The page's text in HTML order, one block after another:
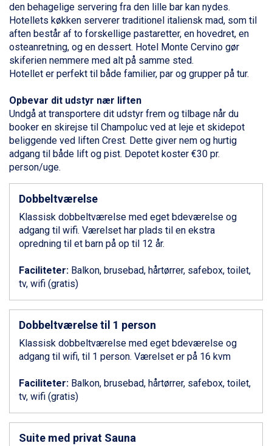
Saalbach fra DKK 5.945
Sölden fra DKK 8.445
Champoluc fra DKK 3.795
Sestriere fra DKK 4.395
Wagrain fra DKK 4.645
Ischgl fra DKK 7.095
St. Anton fra DKK 7.245
Zell am See fra DKK 4.095
Canazei fra DKK 4.745
Livigno fra DKK 4.145
Ponte di Legno fra DKK 4.745
Sauze dOulx fra DKK 4.045
Bad Gastein fra DKK 4.195
Arabba fra DKK 7.045
La Thuile fra DKK 4.595
Val Thorens fra DKK 5.395
Cervinia fra DKK 5.295
Passo Tonale fra DKK 3.795
Saalbach fra DKK 5.945
Sölden fra DKK 8.445
Champoluc fra DKK 3.795
Sestriere fra DKK 4.395
Wagrain fra DKK 4.645
Ischgl fra DKK 7.095
St. Anton fra DKK 7.245
Zell am See fra DKK 4.095
Livigno fra DKK 4.145
Ponte di Legno fra DKK 4.745
den behagelige servering fra den lille bar kan nydes.
Hotellets køkken serverer traditionel italiensk mad, som til
aften består af to forskellige pastaretter, en hovedret, en
osteanretning, og en dessert. Hotel Monte Cervino gør
skiferien nemmere med alt på samme sted.
Hotellet er perfekt til både familier, par og grupper på tur.
Opbevar dit udstyr nær liften
Undgå at transportere dit udstyr frem og tilbage når du
booker en skirejse til Champoluc ved at leje et skidepot
beliggende ved liften Crest. Dette giver nem og hurtig
adgang til både lift og pist. Depotet koster €30 pr.
person/uge.
Dobbeltværelse
Klassisk dobbeltværelse med eget bdeværelse og
adgang til wifi. Værelset har plads til en ekstra
opredning til et barn på op til 12 år.
Faciliteter: Balkon, brusebad, hårtørrer, safebox, toilet,
tv, wifi (gratis)
Dobbeltværelse til 1 person
Klassisk dobbeltværelse med eget bdeværelse og
adgang til wifi, til 1 person. Værelset er på 16 kvm
Faciliteter: Balkon, brusebad, hårtørrer, safebox, toilet,
tv, wifi (gratis)
Suite med privat Sauna